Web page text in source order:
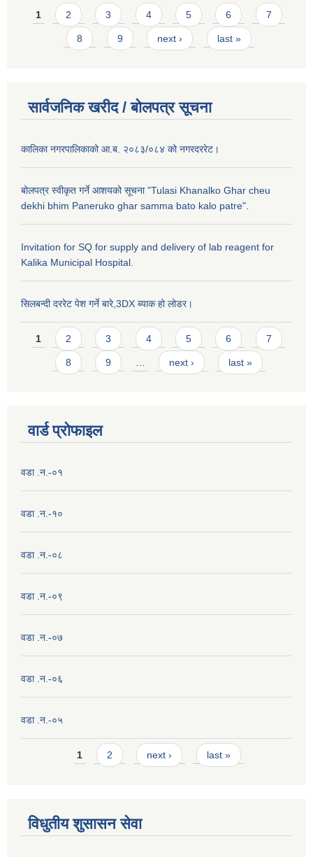
Pages
1 2 3 4 5 6 7
8 9 next › last »
सार्वजनिक खरीद / बाेलपत्र सूचना
कालिका नगरपालिकाको आ.ब. २०८३/०८४ को नगरदररेट।
बोलपत्र स्वीकृत गर्ने आशयको सूचना "Tulasi Khanalko Ghar cheu
dekhi bhim Paneruko ghar samma bato kalo patre".
Invitation for SQ for supply and delivery of lab reagent for
Kalika Municipal Hospital.
सिलबन्दी दररेट पेश गर्ने बारे,3DX ब्याक हो लोडर।
Pages
1 2 3 4 5 6 7
8 9 next › last »
वार्ड प्राेफाइल
वडा .न.-०१
वडा .न.-१०
वडा .न.-०८
वडा .न.-०९
वडा .न.-०७
वडा .न.-०६
वडा .न.-०५
Pages1 2 next › last »
विधुतीय शुसासन सेवा